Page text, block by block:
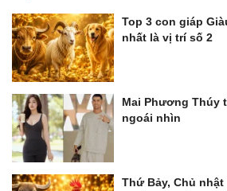
Top 3 con giáp
nhất là vị trí số 2
Mai Phương Thúy
ngoái nhìn
Thứ Bảy, Chủ nhật